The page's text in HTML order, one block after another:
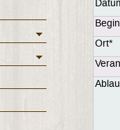
Ort*